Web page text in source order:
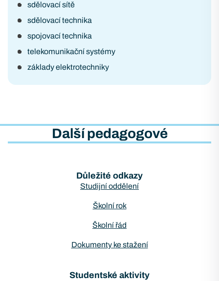
sdělovací sítě
sdělovací technika
spojovací technika
telekomunikační systémy
základy elektrotechniky
Další pedagogové
Důležité odkazy
Studijní oddělení
Školní rok
Školní řád
Dokumenty ke stažení
Studentské aktivity